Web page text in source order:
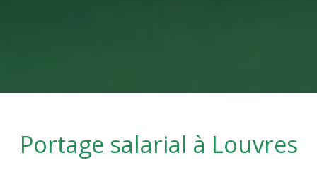
Portage salarial à Louvres